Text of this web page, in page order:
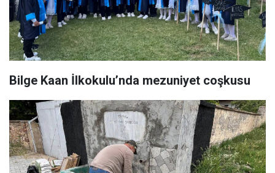
Bilge Kaan İlkokulu’nda mezuniyet coşkusu